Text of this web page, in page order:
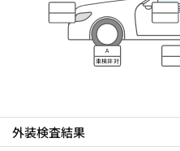
A
車検非対
応
外装検査結果